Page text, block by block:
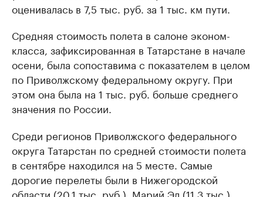
оценивалась в 7,5 тыс. руб. за 1 тыс. км пути.
Средняя стоимость полета в салоне эконом-
класса, зафиксированная в Татарстане в начале
осени, была сопоставима с показателем в целом
по Приволжскому федеральному округу. При
этом она была на 1 тыс. руб. больше среднего
значения по России.
Среди регионов Приволжского федерального
округа Татарстан по средней стоимости полета
в сентябре находился на 5 месте. Самые
дорогие перелеты были в Нижегородской
области (20,1 тыс. руб.), Марий Эл (11,3 тыс.)